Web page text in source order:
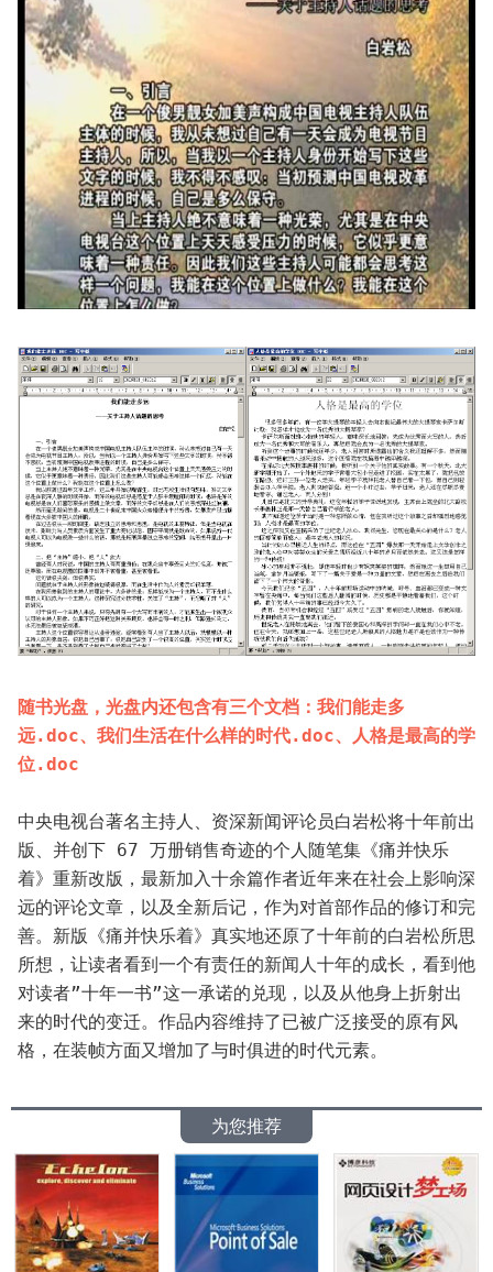
随书光盘，光盘内还包含有三个文档：我们能走多
远.doc、我们生活在什么样的时代.doc、人格是最高的学
位.doc
中央电视台著名主持人、资深新闻评论员白岩松将十年前出
版、并创下 67 万册销售奇迹的个人随笔集《痛并快乐
着》重新改版，最新加入十余篇作者近年来在社会上影响深
远的评论文章，以及全新后记，作为对首部作品的修订和完
善。新版《痛并快乐着》真实地还原了十年前的白岩松所思
所想，让读者看到一个有责任的新闻人十年的成长，看到他
对读者”十年一书”这一承诺的兑现，以及从他身上折射出
来的时代的变迁。作品内容维持了已被广泛接受的原有风
格，在装帧方面又增加了与时俱进的时代元素。
为您推荐